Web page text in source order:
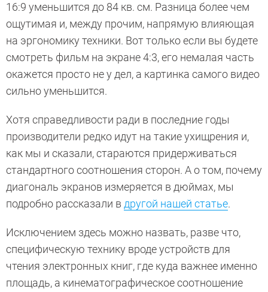
16:9 уменьшится до 84 кв. см. Разница более чем
ощутимая и, между прочим, напрямую влияющая
на эргономику техники. Вот только если вы будете
смотреть фильм на экране 4:3, его немалая часть
окажется просто не у дел, а картинка самого видео
сильно уменьшится.
Хотя справедливости ради в последние годы
производители редко идут на такие ухищрения и,
как мы и сказали, стараются придерживаться
стандартного соотношения сторон. А о том, почему
диагональ экранов измеряется в дюймах, мы
подробно рассказали в другой нашей статье.
Исключением здесь можно назвать, разве что,
специфическую технику вроде устройств для
чтения электронных книг, где куда важнее именно
площадь, а кинематографическое соотношение